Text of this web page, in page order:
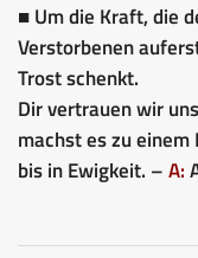
■ Um die Kraft, die
Verstorbenen
Trost schenkt.
Dir vertrauen wir
machst es zu
bis in Ewigkeit. –A: